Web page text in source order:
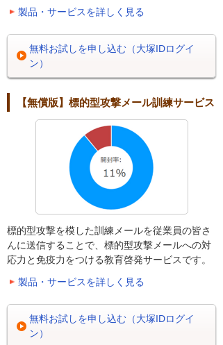
製品・サービスを詳しく見る
無料お試しを申し込む（大塚IDログイ
ン）
【無償版】標的型攻撃メール訓練サービス
標的型攻撃を模した訓練メールを従業員の皆さ
んに送信することで、標的型攻撃メールへの対
応力と免疫力をつける教育啓発サービスです。
製品・サービスを詳しく見る
無料お試しを申し込む（大塚IDログイ
ン）